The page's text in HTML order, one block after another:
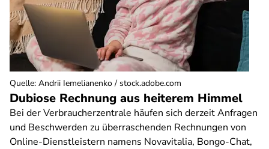
Dubiose Rechnung aus heiterem Himmel
Bei der Verbraucherzentrale häufen sich derzeit Anfragen
und Beschwerden zu überraschenden Rechnungen von
Online-Dienstleistern namens Novavitalia, Bongo-Chat,
Quelle: Andrii Iemelianenko / stock.adobe.com